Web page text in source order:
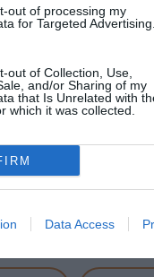
out of processing my
for Targeted Advertising.
out of Collection, Use,
and/or Sharing of my
that Is Unrelated with
which it was collected.
Data Access
Svensk mat
Kokt mat